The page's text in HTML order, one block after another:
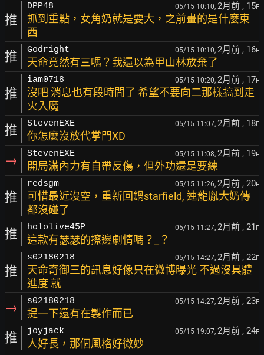
推
DPP48 05/15 10:10, 2月前 , 15F
抓到重點，女角奶就是要大，之前畫的是什麼東
西
推 Godright 05/15 10:10, 2月前 , 16F
天命竟然有三嗎？我還以為甲山林放棄了
推
iam0718 05/15 10:20, 2月前 , 17F
沒吧 消息也有段時間了 希望不要向二那樣搞到走
火入魔
推 StevenEXE 05/15 11:07, 2月前 , 18F
你怎麼沒放代掌門XD
→ StevenEXE 05/15 11:08, 2月前 , 19F
開局滿內力有自帶反傷，但外功還是要練
推
redsgm 05/15 11:26, 2月前 , 20F
可惜最近沒空，重新回鍋starfield, 連龍胤大奶傳
都沒碰了
推 hololive45P 05/15 11:27, 2月前 , 21 F
這款有瑟瑟的擦邊劇情嗎？_？
推
s02180218 05/15 14:27, 2月前 , 22F
天命奇御三的訊息好像只在微博曝光 不過沒具體
進度 就
→ s02180218 05/15 14:27, 2月前 , 23F
提一下還有在製作而已
推 joyjack 05/15 19:07, 2月前 , 24F
人好長，那個風格好微妙